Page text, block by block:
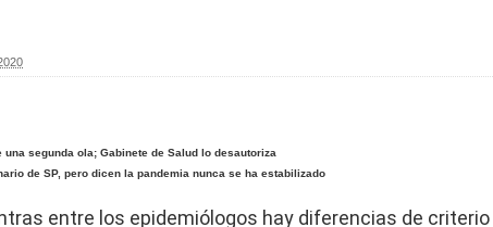
nacional
entrar a España
venta de alcohol vigente desde 2006 y exige ley del
sanitario y se reúne con alcalde San Cristóbal
segunda ola; Gabinete de Salud lo desautoriza
de SP, pero dicen la pandemia nunca se ha estabilizado
entre los epidemiólogos hay diferencias de criterio